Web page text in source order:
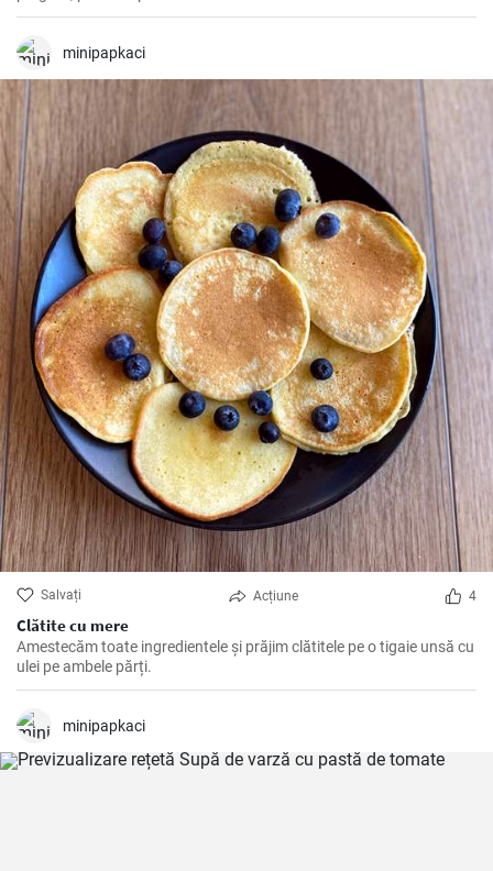
doi. O combinație perfectă între carbohidrați, proteine și legume
minipapkaci
Salvați Acțiune 4
Clătite cu mere
Amestecăm toate ingredientele și prăjim clătitele pe o tigaie unsă cu
ulei pe ambele părți.
minipapkaci